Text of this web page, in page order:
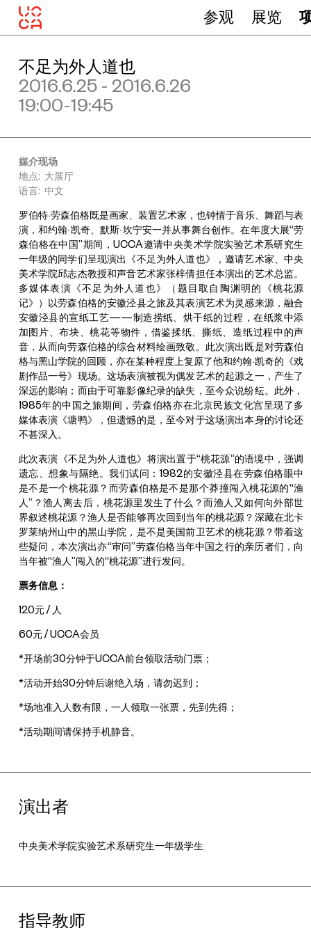
参观 展览
不足为外人道也
2016.6.25 - 2016.6.26
19:00-19:45
媒介现场
地点: 大展厅
语言: 中文
罗伯特·劳森伯格既是画家、装置艺术家，也钟情于音乐、舞蹈与表
演，和约翰·凯奇、默斯·坎宁安一并从事舞台创作。在年度大展“劳
森伯格在中国”期间，UCCA邀请中央美术学院实验艺术系研究生
一年级的同学们呈现演出《不足为外人道也》，邀请艺术家、中央
美术学院邱志杰教授和声音艺术家张梓倩担任本演出的艺术总监。
多媒体表演《不足为外人道也》（题目取自陶渊明的《桃花源
记》）以劳森伯格的安徽泾县之旅及其表演艺术为灵感来源，融合
安徽泾县的宣纸工艺——制造捞纸、烘干纸的过程，在纸浆中添
加图片、布块、桃花等物件，借鉴揉纸、撕纸、造纸过程中的声
音，从而向劳森伯格的综合材料绘画致敬。此次演出既是对劳森伯
格与黑山学院的回顾，亦在某种程度上复原了他和约翰·凯奇的《戏
剧作品一号》现场。这场表演被视为偶发艺术的起源之一，产生了
深远的影响；而由于可靠影像纪录的缺失，至今众说纷纭。此外，
1985年的中国之旅期间，劳森伯格亦在北京民族文化宫呈现了多
媒体表演《塘鸭》，但遗憾的是，至今对于这场演出本身的讨论还
不甚深入。
此次表演《不足为外人道也》将演出置于“桃花源”的语境中，强调
遗忘、想象与隔绝。我们试问：1982的安徽泾县在劳森伯格眼中
是不是一个桃花源？而劳森伯格是不是那个莽撞闯入桃花源的“渔
人”？渔人离去后，桃花源里发生了什么？而渔人又如何向外部世
界叙述桃花源？渔人是否能够再次回到当年的桃花源？深藏在北卡
罗莱纳州山中的黑山学院，是不是美国前卫艺术的桃花源？带着这
些疑问，本次演出亦“审问”劳森伯格当年中国之行的亲历者们，向
当年被“渔人”闯入的“桃花源”进行发问。
票务信息：
120元 / 人
60元 / UCCA会员
*开场前30分钟于UCCA前台领取活动门票；
*活动开始30分钟后谢绝入场，请勿迟到；
*场地准入人数有限，一人领取一张票，先到先得；
*活动期间请保持手机静音。
演出者
中央美术学院实验艺术系研究生一年级学生
指导教师